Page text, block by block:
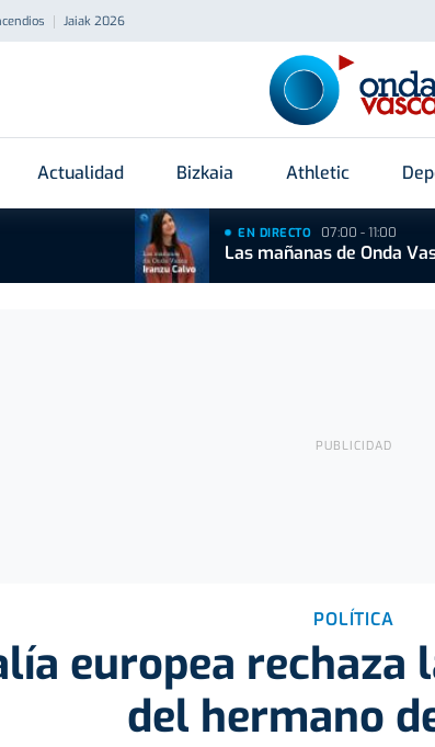
Jaiak 2026
Actualidad Bizkaia Athletic
EN DIRECTO 07:00 - 11:00
Las mañanas de Onda
POLÍTICA
europea rechaza
del hermano